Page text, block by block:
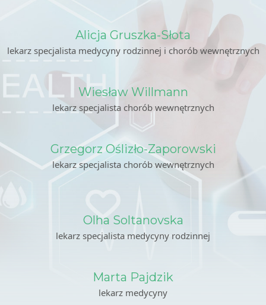
Alicja Gruszka-Słota
lekarz specjalista medycyny rodzinnej i chorób wewnętrznych
Wiesław Willmann
lekarz specjalista chorób wewnętrznych
Grzegorz Oślizło-Zaporowski
lekarz specjalista chorób wewnętrznych
Olha Soltanovska
lekarz specjalista medycyny rodzinnej
Marta Pajdzik
lekarz medycyny